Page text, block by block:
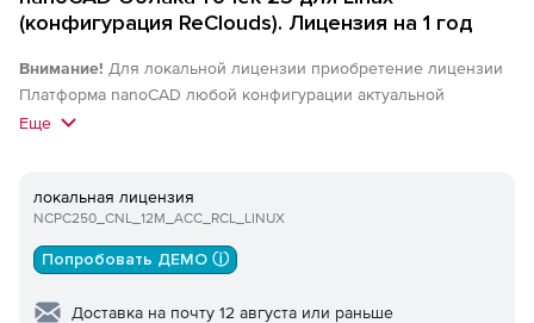
(конфигурация ReClouds). Лицензия на 1 год
Внимание! Для локальной лицензии приобретение лицензии
Платформа nanoCAD любой конфигурации актуальной
(локальной) версии обязательно. Для сетевых лицензий
лицензия актуальной версии обязательно.
Еще
локальная лицензия
NCPC250_CNL_12M_ACC_RCL_LINUX
Попробовать ДЕМО ⓘ
Доставка на почту 12 августа или раньше